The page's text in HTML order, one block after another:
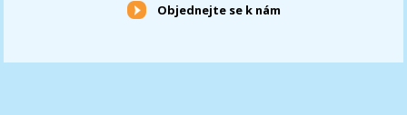
Objednejte se k nám